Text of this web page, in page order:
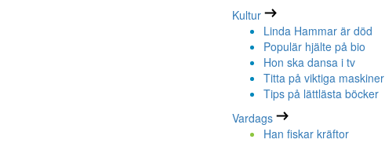
Kultur
Linda Hammar är död
Populär hjälte på bio
Hon ska dansa i tv
Titta på viktiga maskiner
Tips på lättlästa böcker
Vardags
Han fiskar kräftor